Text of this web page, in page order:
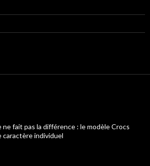
fait pas la différence : le modèle Crocs
caractère individuel